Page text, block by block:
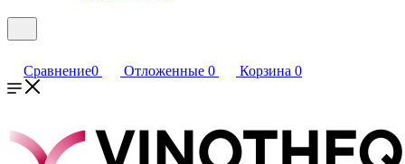
Сравнение0 Отложенные 0 Корзина 0